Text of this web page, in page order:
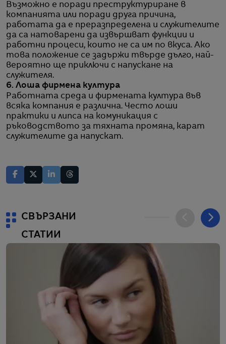
Възможно е поради преструктуриране в
компанията или поради друга причина,
работата да е преразпределена и служителите
да са натоварени да извършват функции и
работни процеси, които не са им по вкуса. Ако
това положение се задържи твърде дълго, най-
вероятно ще приключи с напускане на
служителя.
6. Лоша фирмена култура
Работната среда и фирмената култура във
всяка компания е различна. Често лоши
практики и липса на комуникация с
ръководството за тяхната промяна, карат
служителите да напускат.
СВЪРЗАНИ
СТАТИИ